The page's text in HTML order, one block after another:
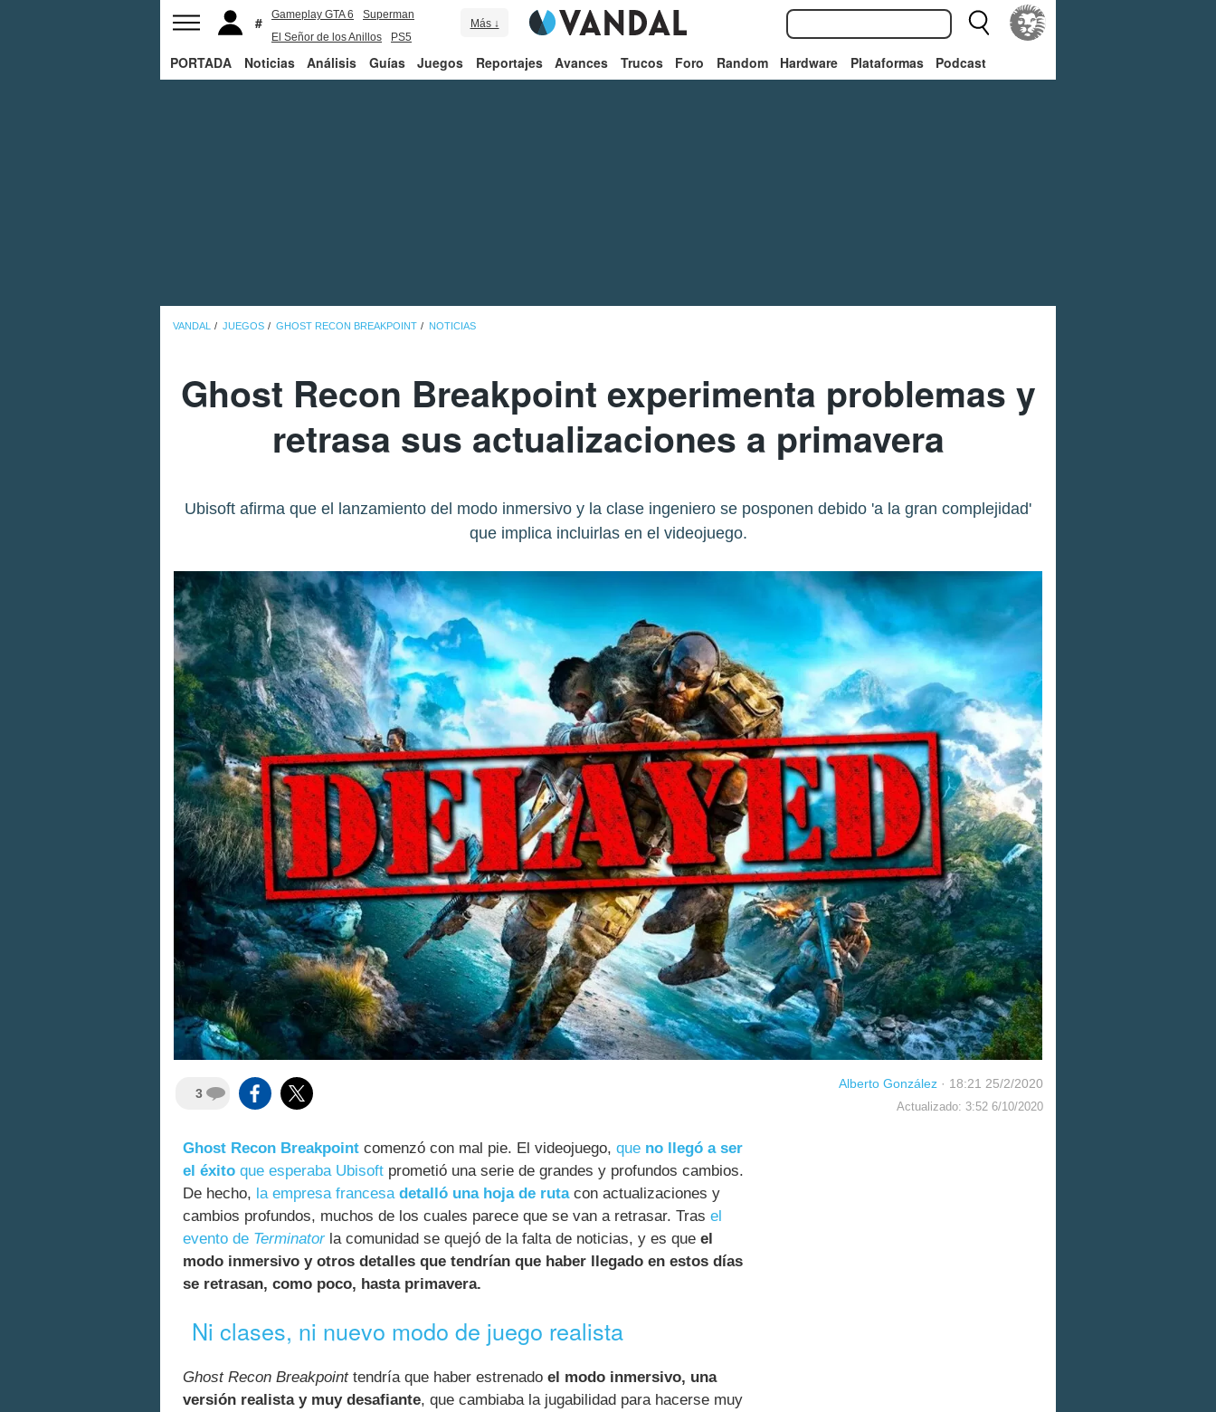
Gameplay GTA 6
Superman
El Señor de los Anillos
PS5
Más ↓
PORTADA Noticias Análisis Guías Juegos Reportajes Avances Trucos Foro Random Hardware Plataformas Podcast
VANDAL JUEGOS GHOST RECON BREAKPOINT NOTICIAS
Ghost Recon Breakpoint experimenta problemas y
retrasa sus actualizaciones a primavera
Ubisoft afirma que el lanzamiento del modo inmersivo y la clase ingeniero se posponen debido 'a la gran complejidad'
que implica incluirlas en el videojuego.
3
Alberto González · 18:21 25/2/2020
Actualizado: 3:52 6/10/2020
Ghost Recon Breakpoint comenzó con mal pie. El videojuego, que no llegó a ser
el éxito que esperaba Ubisoft prometió una serie de grandes y profundos cambios.
De hecho, la empresa francesa detalló una hoja de rutacon actualizaciones y
cambios profundos, muchos de los cuales parece que se van a retrasar. Tras el
evento de Terminatorla comunidad se quejó de la falta de noticias, y es que el
modo inmersivo y otros detalles que tendrían que haber llegado en estos días
se retrasan, como poco, hasta primavera.
Ni clases, ni nuevo modo de juego realista
Ghost Recon Breakpointtendría que haber estrenado el modo inmersivo, una
versión realista y muy desafiante, que cambiaba la jugabilidad para hacerse muy